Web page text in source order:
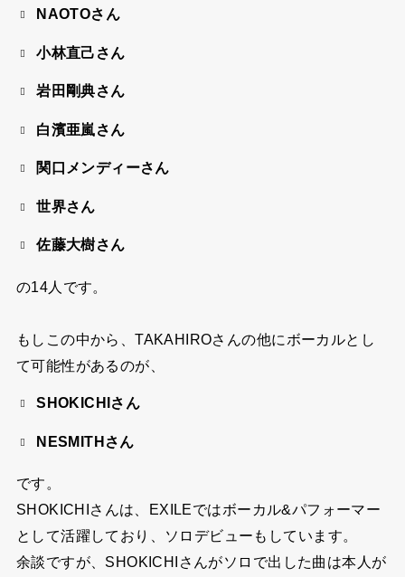
NAOTOさん
小林直己さん
岩田剛典さん
白濱亜嵐さん
関口メンディーさん
世界さん
佐藤大樹さん
の14人です。
もしこの中から、TAKAHIROさんの他にボーカルとし
て可能性があるのが、
SHOKICHIさん
NESMITHさん
です。
SHOKICHIさんは、EXILEではボーカル&パフォーマー
として活躍しており、ソロデビューもしています。
余談ですが、SHOKICHIさんがソロで出した曲は本人が